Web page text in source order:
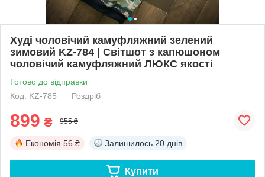
Худі чоловічий камуфляжний зелений
зимовий KZ-784 | Світшот з капюшоном
чоловічий камуфляжний ЛЮКС якості
Готово до відправки
Код: KZ-785
Роздріб
899 ₴ 955 ₴
Економія 56 ₴ Залишилось 20 днів
Купити